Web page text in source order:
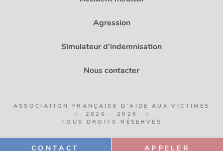
Agression
Simulateur d’indemnisation
Nous contacter
ASSOCIATION FRANÇAISE D'AIDE AUX VICTIMES
2020 – 2026
TOUS DROITS RÉSERVÉS
CONTACT APPELER